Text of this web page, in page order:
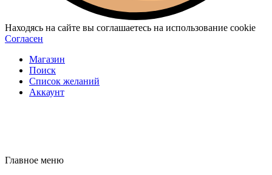
Находясь на сайте вы соглашаетесь на использование cookie
Согласен
Магазин
Поиск
Список желаний
Аккаунт
Главное меню